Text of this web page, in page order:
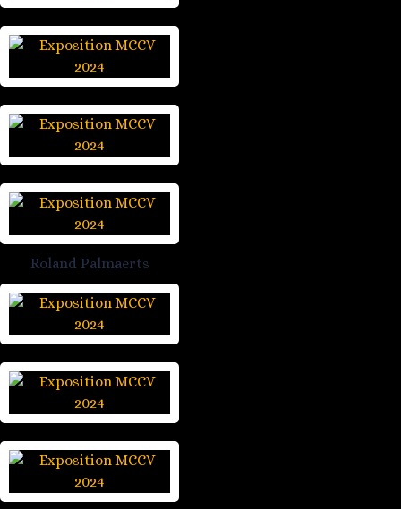
Roland Palmaerts